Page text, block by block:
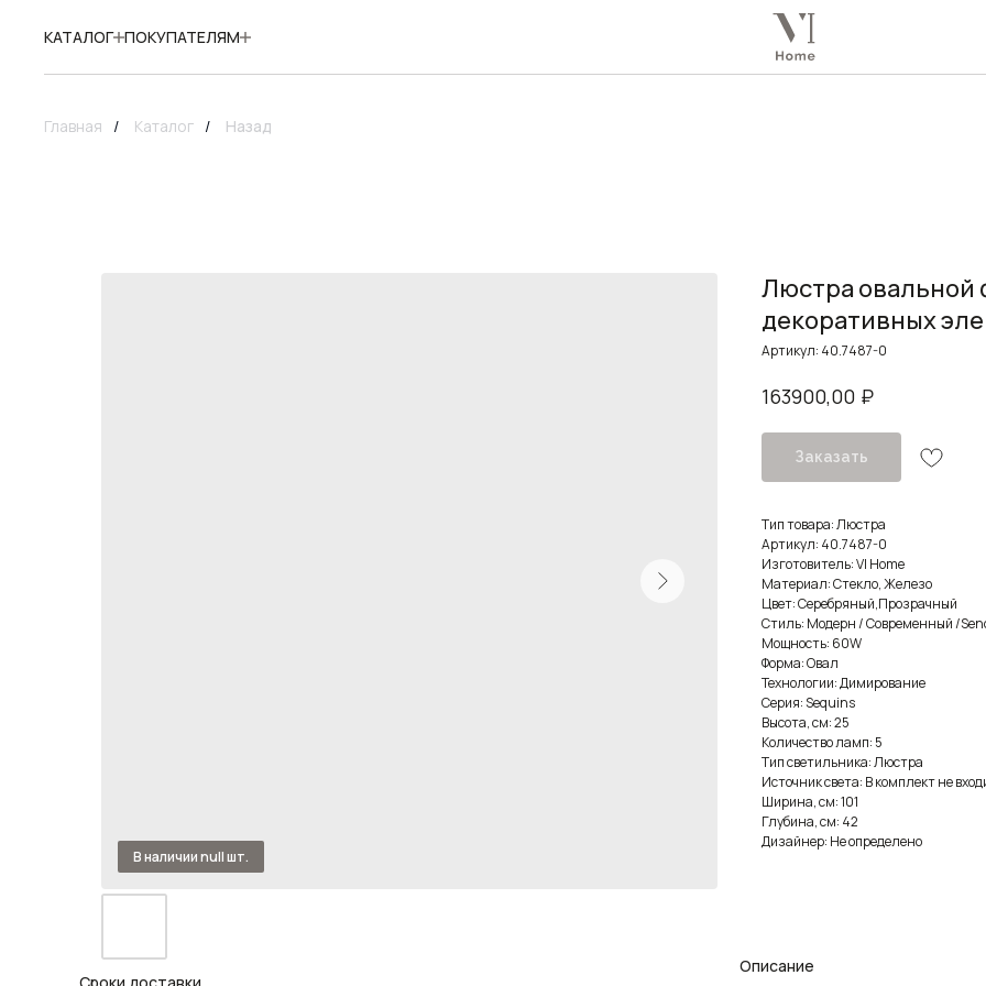
КАТАЛОГ ПОКУПАТЕЛЯМ
Главная / Каталог / Назад
Люстра овальной
декоративных
Артикул: 40.7487-0
163900,00 ₽
Заказать
Тип товара: Люстра
Артикул: 40.7487-0
Изготовитель: VI Home
Материал: Стекло, Железо
Цвет: Серебряный,Прозрачный
Стиль: Модерн / Современный /
Мощность: 60W
Форма: Овал
Технологии: Димирование
Серия: Sequins
Высота, см: 25
Количество ламп: 5
Тип светильника: Люстра
Источник света: В комплект не
Ширина, см: 101
Глубина, см: 42
Дизайнер: Не определено
Описание